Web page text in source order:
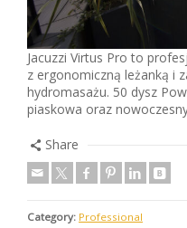
Jacuzzi Virtus Pro to
z ergonomiczną leżanką i
hydromasażu. 50 dysz
piaskowa oraz
Share
Category: Professional